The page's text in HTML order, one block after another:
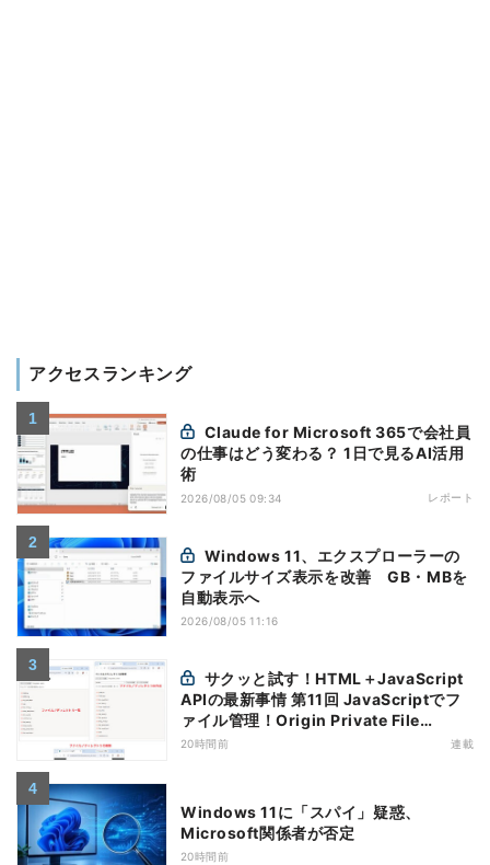
アクセスランキング
の仕事はどう変わる？ 1日で見るAI活用
術
2026/08/05 09:34 レポート
ファイルサイズ表示を改善 GB・MBを
自動表示へ
2026/08/05 11:16
APIの最新事情 第11回 JavaScriptでフ
ァイル管理！Origin Private File
Systemを活用する
20時間前 連載
Windows 11に「スパイ」疑惑、
Microsoft関係者が否定
20時間前